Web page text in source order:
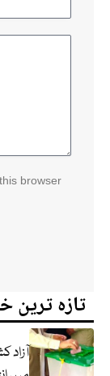
browser
تازہ ترین
آزاد